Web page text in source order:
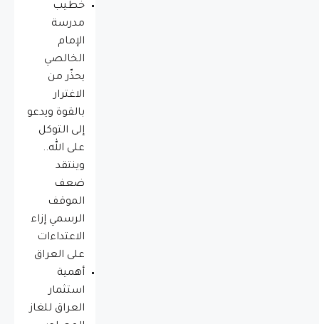
خطيب
مدرسة
الإمام
الخالصي
يحذّر من
الاغترار
بالقوة ويدعو
إلى التوكل
على الله..
وينتقد
ضعف
الموقف
الرسمي إزاء
الاعتداءات
على العراق
أهمية
استثمار
العراق للغاز